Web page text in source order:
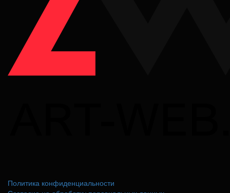
Политика конфиденциальности